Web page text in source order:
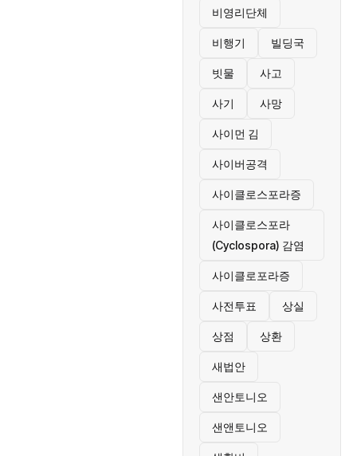
비영리단체
비행기 빌딩국
빗물 사고
사기 사망
사이먼 김
사이버공격
사이클로스포라증
사이클로스포라
(Cyclospora) 감염
사이클로포라증
사전투표 상실
상점 상환
새법안
샌안토니오
샌앤토니오